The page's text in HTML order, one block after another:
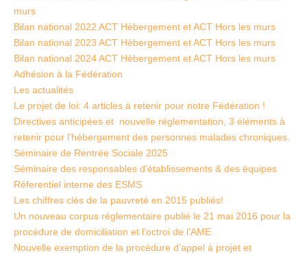
murs
Bilan national 2022 ACT Hébergement et ACT Hors les murs
Bilan national 2023 ACT Hébergement et ACT Hors les murs
Bilan national 2024 ACT Hébergement et ACT Hors les murs
Adhésion à la Fédération
Les actualités
Le projet de loi: 4 articles à retenir pour notre Fédération !
Directives anticipées et nouvelle réglementation, 3 éléments à
retenir pour l’hébergement des personnes malades chroniques.
Séminaire de Rentrée Sociale 2025
Séminaire des responsables d’établissements & des équipes
Réferentiel interne des ESMS
Les chiffres clés de la pauvreté en 2015 publiés!
Un nouveau corpus réglementaire publié le 21 mai 2016 pour la
procédure de domiciliation et l’octroi de l’AME
Nouvelle exemption de la procédure d’appel à projet et